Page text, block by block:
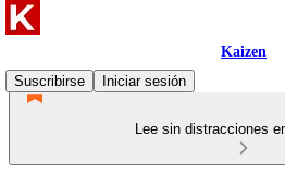
Kaizen
Suscribirse
Iniciar sesión
Lee sin distracciones